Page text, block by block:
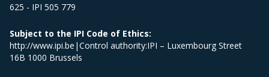
625 - IPI 505 779
Subject to the IPI Code of Ethics:
http://www.ipi.be|Control authority:IPI – Luxembourg Street
16B 1000 Brussels